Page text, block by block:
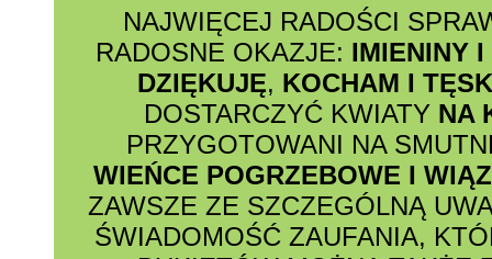
NAJWIĘCEJ RADOŚCI
RADOSNE OKAZJE: IMIENINY
DZIĘKUJĘ, KOCHAM I
DOSTARCZYĆ KWIATY NA
PRZYGOTOWANI NA
WIEŃCE POGRZEBOWE I
ZAWSZE ZE SZCZEGÓLNĄ
ŚWIADOMOŚĆ ZAUFANIA,